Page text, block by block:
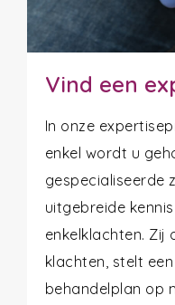
Vind een
In onze
enkel wordt u
gespecialiseerde
uitgebreide
enkelklachten. Zij
klachten, stelt
behandelplan op